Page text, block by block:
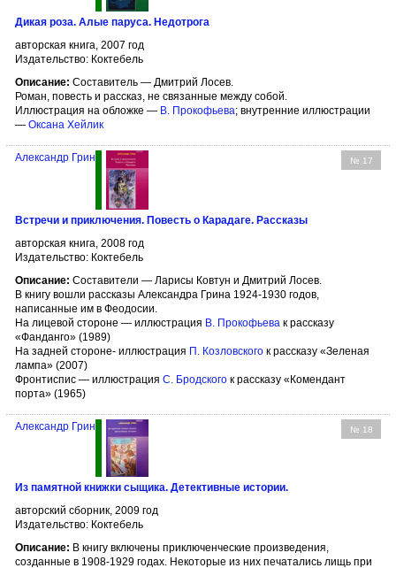
Дикая роза. Алые паруса. Недотрога
авторская книга, 2007 год
Издательство: Коктебель
Описание: Составитель — Дмитрий Лосев.
Роман, повесть и рассказ, не связанные между собой.
Иллюстрация на обложке — В. Прокофьева; внутренние иллюстрации
— Оксана Хейлик
№ 17
Александр Грин
Встречи и приключения. Повесть о Карадаге. Рассказы
авторская книга, 2008 год
Издательство: Коктебель
Описание: Составители — Ларисы Ковтун и Дмитрий Лосев.
В книгу вошли рассказы Александра Грина 1924-1930 годов,
написанные им в Феодосии.
На лицевой стороне — иллюстрация В. Прокофьева к рассказу
«Фанданго» (1989)
На задней стороне- иллюстрация П. Козловского к рассказу «Зеленая
лампа» (2007)
Фронтиспис — иллюстрация С. Бродского к рассказу «Комендант
порта» (1965)
№ 18
Александр Грин
Из памятной книжки сыщика. Детективные истории.
авторский сборник, 2009 год
Издательство: Коктебель
Описание: В книгу включены приключенческие произведения,
созданные в 1908-1929 годах. Некоторые из них печатались лищь при